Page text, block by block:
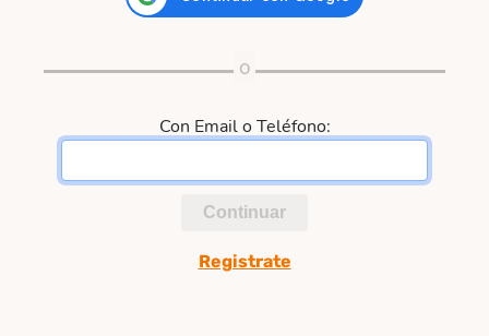
Con Email o Teléfono:
Continuar
Registrate